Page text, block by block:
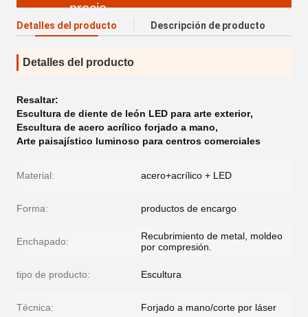
precio
Detalles del producto Descripción de producto
Detalles del producto
Resaltar:
Escultura de diente de león LED para arte exterior,
Escultura de acero acrílico forjado a mano,
Arte paisajístico luminoso para centros comerciales
Material: acero+acrílico + LED
Forma: productos de encargo
Enchapado:
Recubrimiento de metal, moldeo
por compresión.
tipo de producto: Escultura
Técnica: Forjado a mano/corte por láser